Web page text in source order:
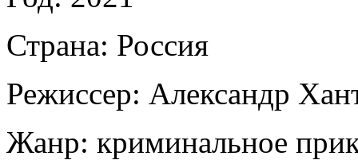
Страна: Россия
Режиссер: Александр
Жанр: криминальное